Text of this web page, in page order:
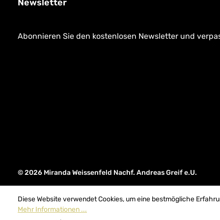
Newsletter
Abonnieren Sie den kostenlosen Newsletter und
© 2026 Miranda Weissenfeld Nachf. Andreas Greif e.U.
Diese Website verwendet Cookies, um eine bestmögliche
Mehr Informationen ...